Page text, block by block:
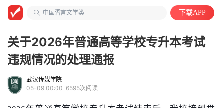
中国语言文学类
下载APP
关于2026年普通高等学校专升本考试
违规情况的处理通报
武汉传媒学院
05-09 00:00 6595次阅读